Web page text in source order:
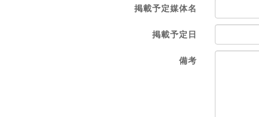
掲載予定媒体名
掲載予定日
備考